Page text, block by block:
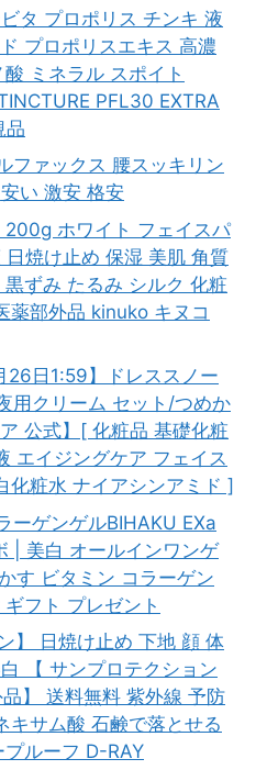
タ プロポリス チンキ 液
プロポリスエキス 高濃
ミネラル スポイト
PFL30 EXTRA
品
ファックス 腰スッキリン
い 激安 格安
200g ホワイト フェイスパ
焼け止め 保湿 美肌 角質
ずみ たるみ シルク 化粧
薬部外品 kinuko キヌコ
26日1:59】ドレススノー
用クリーム セット/つめか
公式】[ 化粧品 基礎化粧
エイジングケア フェイス
化粧水 ナイアシンアミド ]
ーゲンゲルBIHAKU EXa
| 美白 オールインワンゲ
す ビタミン コラーゲン
フト プレゼント
】 日焼け止め 下地 顔 体
【 サンプロテクション
】 送料無料 紫外線 予防
キサム酸 石鹸で落とせる
ルーフ D-RAY